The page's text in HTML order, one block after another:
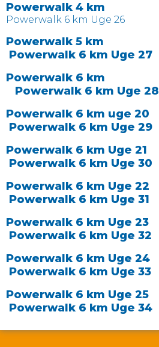
Powerwalk 4 km
Powerwalk 6 km Uge 26
Powerwalk 5 km
Powerwalk 6 km Uge 27
Powerwalk 6 km
Powerwalk 6 km Uge 28
Powerwalk 6 km uge 20
Powerwalk 6 km Uge 29
Powerwalk 6 km Uge 21
Powerwalk 6 km Uge 30
Powerwalk 6 km Uge 22
Powerwalk 6 km Uge 31
Powerwalk 6 km Uge 23
Powerwalk 6 km Uge 32
Powerwalk 6 km Uge 24
Powerwalk 6 km Uge 33
Powerwalk 6 km Uge 25
Powerwalk 6 km Uge 34